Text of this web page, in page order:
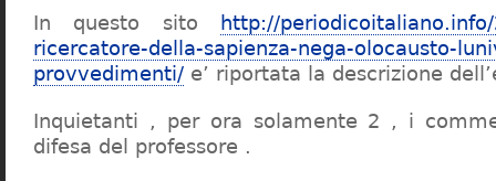
In questo sito
http://
ricercatore-della-sapienza-nega-olocausto-
provvedimenti/ e’ riportata la descrizione
Inquietanti , per ora solamente 2 , i
difesa del professore .